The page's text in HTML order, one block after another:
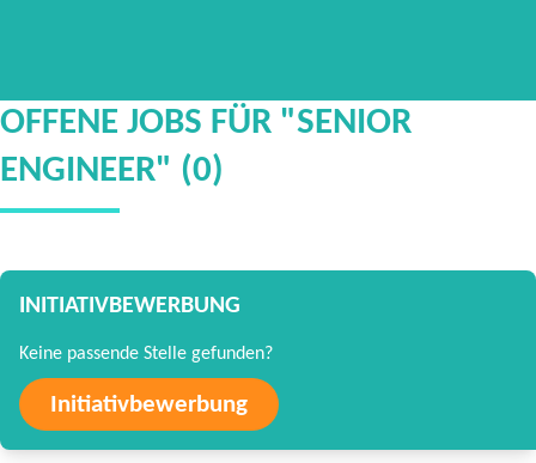
OFFENE JOBS FÜR "SENIOR
ENGINEER" (0)
INITIATIVBEWERBUNG
Keine passende Stelle gefunden?
Initiativbewerbung